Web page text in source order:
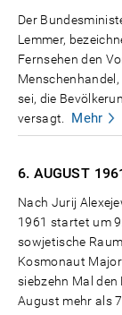
Der
Lemmer,
Fernsehen den
sei, die
versagt.
Mehr
6. AUGUST
Nach Jurij
1961 startet um
sowjetische
Kosmonaut
siebzehn Mal den
August mehr als